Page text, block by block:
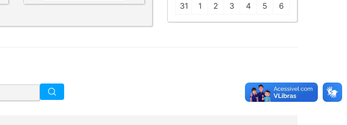
31
1 2 3 4 5 6